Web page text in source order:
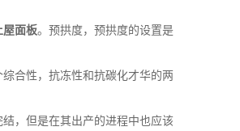
屋面板。预拱度，预拱度的设置是
合性，抗冻性和抗碳化才华的两
，但是在其出产的进程中也应该